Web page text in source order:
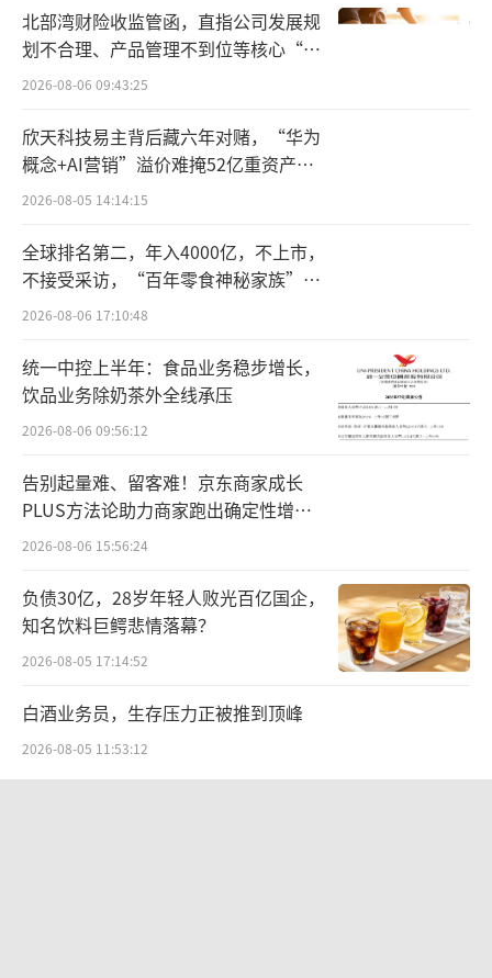
按揭贷款余额上升了7.4%。平安银行在年报中
称，银行顺应市场环境变化，强化品质客户选
择，新户获取规模有所下降，这直接导致信用
卡流通户数下降12.9%。
过去，平安银行在零售业务发展中，采取
了较为激进的跑马圈地策略，在经济高速发展
时期，这种策略能够快速做大业务规模、提升
营收。但当经济进入调整周期，前期积累的风
险逐渐暴露，高定价、高利率、高利差、高风
险的零售业务模式难以为继。而平安银行在产
品策略与风险策略调整上稍显滞后，对经济复
苏节奏判断出现偏差，使得零售贷款业务陷入
在存款和财富管理业务方面，截至2024年
末，平安银行零售客户数为12553.79万户，较
上年末增长0.1%，增长速度极为缓慢；管理零
售客户资产（AUM）为41940.74亿元，较上年
末增长4.0%，虽然AUM有所增长，但在零售业
绩形成有力支撑。
资产质量隐忧显现
北部湾财险收监管函，直指公司发展规
划不合理、产品管理不到位等核心“痛
点”
2026-08-06 09:43:25
欣天科技易主背后藏六年对赌，“华为
概念+AI营销”溢价难掩52亿重资产考
验
2026-08-05 14:14:15
全球排名第二，年入4000亿，不上市，
不接受采访，“百年零食神秘家族”浮
出水面？
2026-08-06 17:10:48
统一中控上半年：食品业务稳步增长，
饮品业务除奶茶外全线承压
2026-08-06 09:56:12
告别起量难、留客难！京东商家成长
PLUS方法论助力商家跑出确定性增长
路径
2026-08-06 15:56:24
负债30亿，28岁年轻人败光百亿国企，
知名饮料巨鳄悲情落幕？
2026-08-05 17:14:52
白酒业务员，生存压力正被推到顶峰
2026-08-05 11:53:12